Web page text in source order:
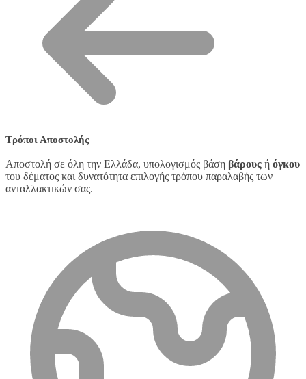
Τρόποι Αποστολής
Αποστολή σε όλη την Ελλάδα, υπολογισμός βάση βάρους ή όγκου
του δέματος και δυνατότητα επιλογής τρόπου παραλαβής των
ανταλλακτικών σας.